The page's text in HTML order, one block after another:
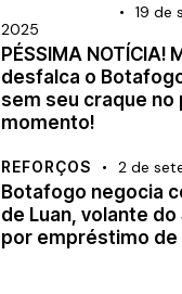
19 de
2025
PÉSSIMA NOTÍCIA!
desfalca o
sem seu craque no
momento!
REFORÇOS 2 de
Botafogo negocia
de Luan, volante do
por empréstimo de